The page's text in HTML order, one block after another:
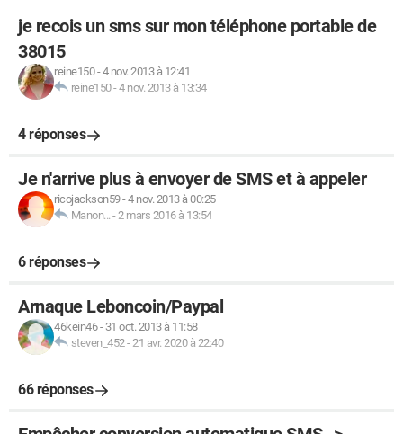
je recois un sms sur mon téléphone portable de
38015
reine150-4 nov. 2013 à 12:41
reine150-4 nov. 2013 à 13:34
4 réponses
Je n'arrive plus à envoyer de SMS et à appeler
ricojackson59-4 nov. 2013 à 00:25
Manon... -2 mars 2016 à 13:54
6 réponses
Arnaque Leboncoin/Paypal
46kein46- 31 oct. 2013 à 11:58
steven_452-21 avr. 2020 à 22:40
66 réponses